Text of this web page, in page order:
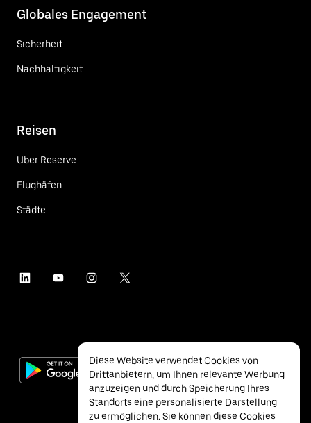
Globales Engagement
Sicherheit
Nachhaltigkeit
Reisen
Uber Reserve
Flughäfen
Städte
Diese Website verwendet Cookies von
Drittanbietern, um Ihnen relevante Werbung
anzuzeigen und durch Speicherung Ihres
Standorts eine personalisierte Darstellung
zu ermöglichen. Sie können diese Cookies